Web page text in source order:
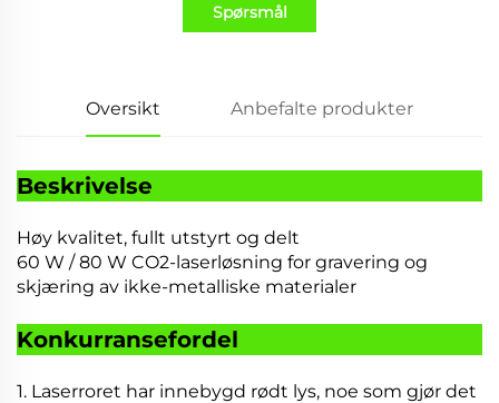
Spørsmål
Oversikt Anbefalte produkter
Beskrivelse
Høy kvalitet, fullt utstyrt og delt
60 W / 80 W CO2-laserløsning for gravering og
skjæring av ikke-metalliske materialer
Konkurransefordel
1. Laserroret har innebygd rødt lys, noe som gjør det